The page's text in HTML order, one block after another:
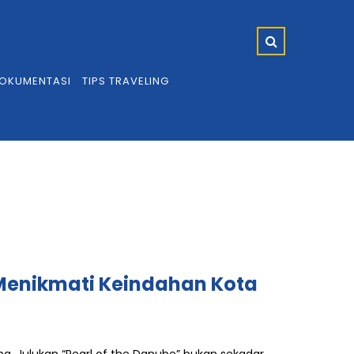
TIPS TRAVELING
Keindahan Kota